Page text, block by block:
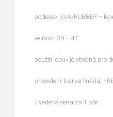
podešev: EVA/RUBBER –
velikost: 39 – 47
použití: obuv je vhodná pro
provedení: barva hnědá,
Uvedená cena za 1 pár.